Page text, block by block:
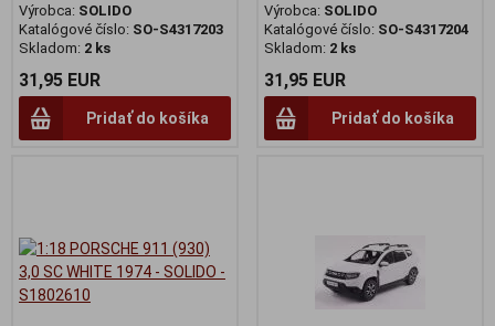
Výrobca: SOLIDO
Katalógové číslo: SO-S4317203
Skladom: 2 ks
31,95 EUR
Pridať do košíka
Výrobca: SOLIDO
Katalógové číslo: SO-S4317204
Skladom: 2 ks
31,95 EUR
Pridať do košíka